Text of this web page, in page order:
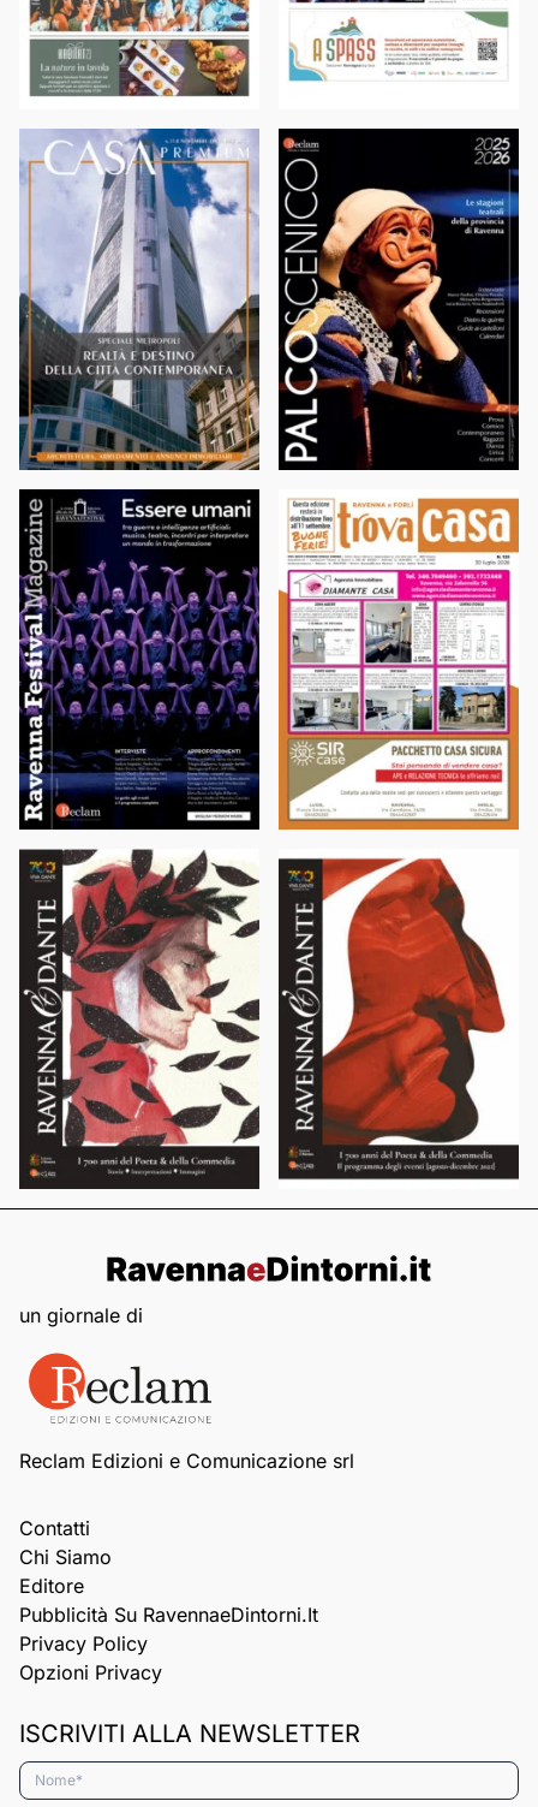
un giornale di
Reclam Edizioni e Comunicazione srl
Contatti
Chi Siamo
Editore
Pubblicità Su RavennaeDintorni.it
Privacy Policy
Opzioni Privacy
ISCRIVITI ALLA NEWSLETTER
Nome*